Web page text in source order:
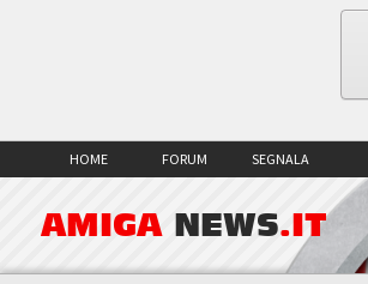
HOME FORUM SEGNALA
AMIGA NEWS.IT